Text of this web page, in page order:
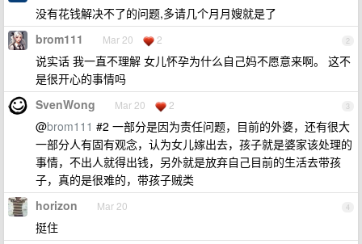
没有花钱解决不了的问题,多请几个月月嫂就是了
2
brom111 Mar 20 2
说实话 我一直不理解 女儿怀孕为什么自己妈不愿意来啊。 这不
是很开心的事情吗
3
SvenWong Mar 20 2
@brom111 #2 一部分是因为责任问题，目前的外婆，还有很大
一部分人有固有观念，认为女儿嫁出去，孩子就是婆家该处理的
事情，不出人就得出钱，另外就是放弃自己目前的生活去带孩
子，真的是很难的，带孩子贼类
4
horizon Mar 20
挺住